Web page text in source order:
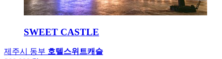
SWEET CASTLE
제주시 동부 호텔스위트캐슬